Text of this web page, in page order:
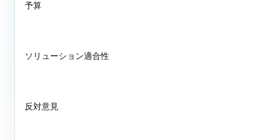
予算
ソリューション適合性
反対意見